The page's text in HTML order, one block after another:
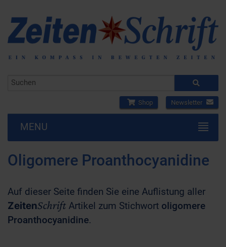
Shop Newsletter
MENU
Oligomere Proanthocyanidine
Auf dieser Seite finden Sie eine Auflistung aller
ZeitenSchrift Artikel zum Stichwort oligomere
Proanthocyanidine.